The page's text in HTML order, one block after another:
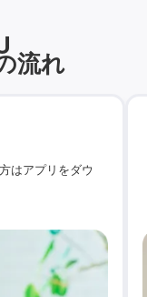
流れ
はアプリをダウ